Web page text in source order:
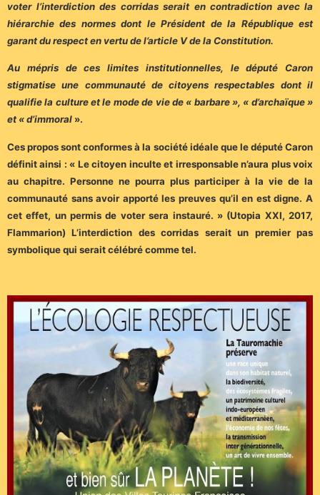
voter l’interdiction des corridas serait en contradiction avec la
hiérarchie des normes dont le Président de la République est
garant du respect en vertu de l’article V de la Constitution.
Au mépris de ces limites institutionnelles, le député Caron
stigmatise une communauté de citoyens respectables dont il
qualifie la culture et le mode de vie de « barbare », « d’archaïque »
et « d’immoral ».
Ces propos sont conformes à la société idéale que le député Caron
définit ainsi : « Le citoyen inculte et irresponsable n’aura plus voix
au chapitre. Personne ne pourra plus participer à la vie de la
communauté sans avoir apporté les preuves qu’il en est digne. A
cet effet, un permis de voter sera instauré. » (Utopia XXI, 2017,
Flammarion) L’interdiction des corridas serait un premier pas
symbolique qui serait célébré comme tel.